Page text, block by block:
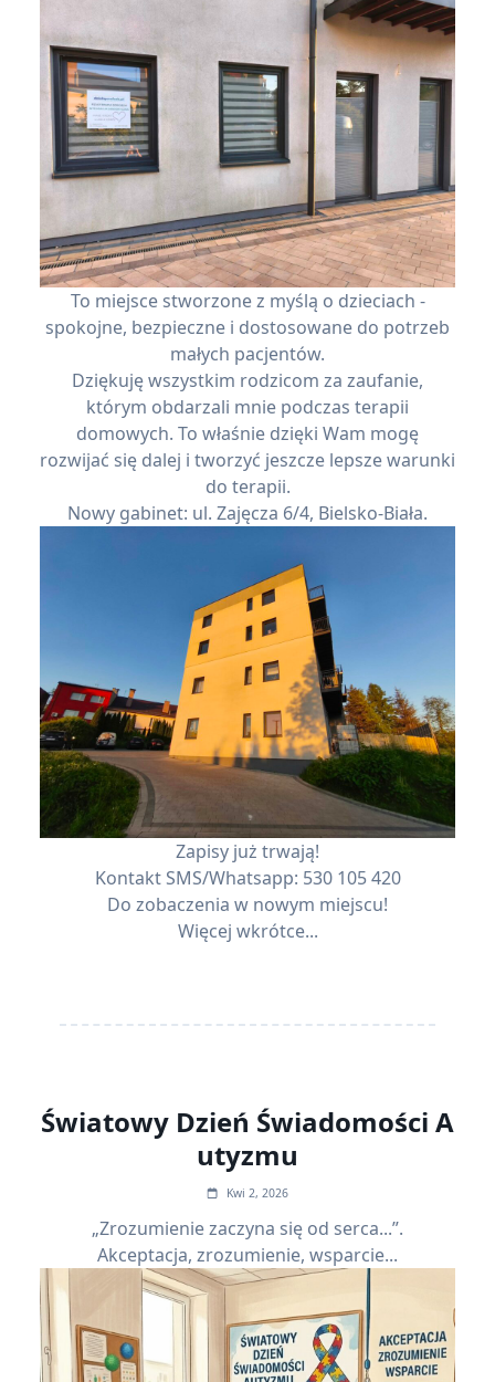
To miejsce stworzone z myślą o dzieciach -
spokojne, bezpieczne i dostosowane do potrzeb
małych pacjentów.
Dziękuję wszystkim rodzicom za zaufanie,
którym obdarzali mnie podczas terapii
domowych. To właśnie dzięki Wam mogę
rozwijać się dalej i tworzyć jeszcze lepsze warunki
do terapii.
Nowy gabinet: ul. Zajęcza 6/4, Bielsko-Biała.
Zapisy już trwają!
Kontakt SMS/Whatsapp: 530 105 420
Do zobaczenia w nowym miejscu!
Więcej wkrótce...
Światowy Dzień Świadomości A
utyzmu
Kwi 2, 2026
„Zrozumienie zaczyna się od serca...”.
Akceptacja, zrozumienie, wsparcie...